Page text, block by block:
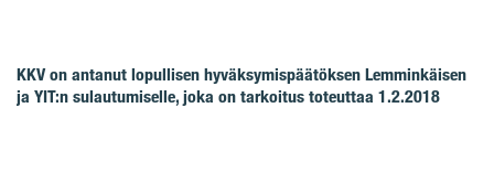
KKV on antanut lopullisen hyväksymispäätöksen Lemminkäisen
ja YIT:n sulautumiselle, joka on tarkoitus toteuttaa 1.2.2018